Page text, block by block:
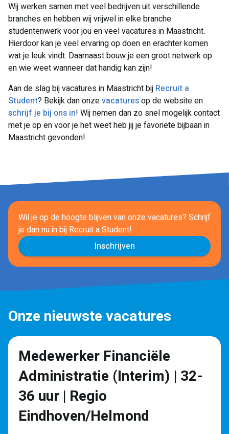
Wij werken samen met veel bedrijven uit verschillende
branches en hebben wij vrijwel in elke branche
studentenwerk voor jou en veel vacatures in Maastricht.
Hierdoor kan je veel ervaring op doen en erachter komen
wat je leuk vindt. Daarnaast bouw je een groot netwerk op
en wie weet wanneer dat handig kan zijn!
Aan de slag bij vacatures in Maastricht bij Recruit a
Student? Bekijk dan onzevacaturesop de website en
schrijf je bij ons in! Wij nemen dan zo snel mogelijk contact
met je op en voor je het weet heb jij je favoriete bijbaan in
Maastricht gevonden!
Wil je op de hoogte blijven van onze vacatures? Schrijf
je dan nu inbij Recruit a Student!
Inschrijven
Onze nieuwste vacatures
Medewerker Financiële
Administratie (Interim) | 32-
36 uur | Regio
Eindhoven/Helmond